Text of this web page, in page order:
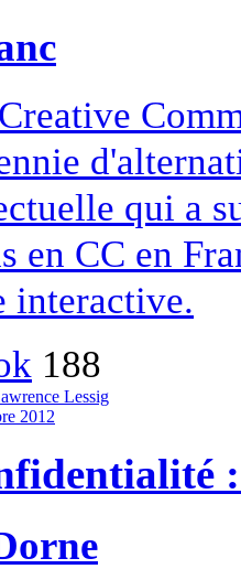
qui a
en CC en
interactive.
188
Lessig
2012